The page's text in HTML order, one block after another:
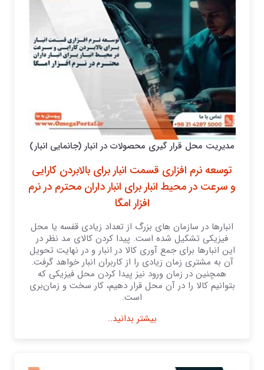
مدیریت محل قرار گیری محصولات در انبار (جانمایی انبار)
توسعه نرم افزاری قسمت انبار برای بالابردن کارایی
و سرعت در محیط انبار برای انبار داران محترم در نرم
افزار امگا
انبارها در سازمان های بزرگ از تعداد زیادی قفسه یا محل
فیزیکی تشکیل شده است. پیدا کردن کالای مد نظر در
این انبارها برای جمع آوری کالا در انبار و در نهایت تحویل
آن به مشتری زمان زیادی را از کاربران انبار خواهد گرفت.
همچنین در زمان ورود نیز پیدا کردن محل فیزیکی که
بتوانیم کالا را در آن محل قرار دهیم، کار سخت و زمان‌بری
است.
بیشتر بدانید..